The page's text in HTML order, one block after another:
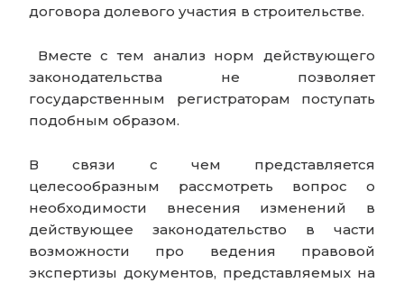
договора долевого участия в строительстве.
Вместе с тем анализ норм действующего
законодательства не позволяет
государственным регистраторам поступать
подобным образом.
В связи с чем представляется
целесообразным рассмотреть вопрос о
необходимости внесения изменений в
действующее законодательство в части
возможности про ведения правовой
экспертизы документов, представляемых на